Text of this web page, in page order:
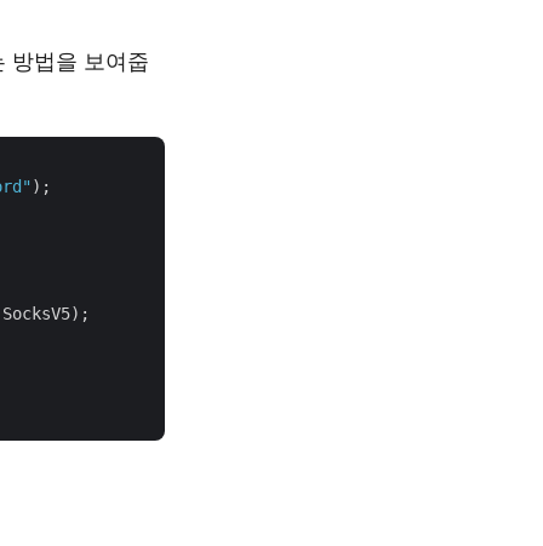
방법을 보여줍
);